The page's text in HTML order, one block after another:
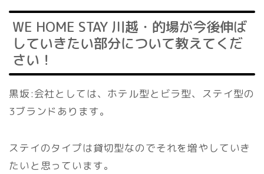
WE HOME STAY 川越・的場が今後伸ば
していきたい部分について教えてくだ
さい！
黒坂:会社としては、ホテル型とビラ型、ステイ型の
3ブランドあります。
ステイのタイプは貸切型なのでそれを増やしていき
たいと思っています。